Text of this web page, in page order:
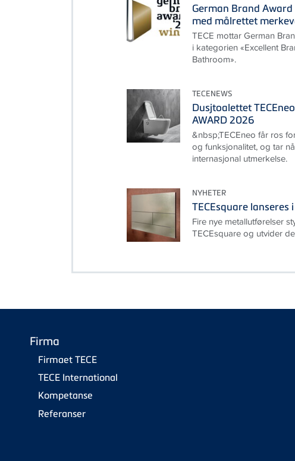
German Brand
med målrettet
TECE mottar German
i kategorien «Excellent
Bathroom».
TECENEWS
Dusjtoalettet
AWARD 2026
&nbsp;TECEneo får ros
og funksjonalitet, og tar
internasjonal utmerkelse.
NYHETER
TECEsquare
Fire nye metallutførelser
TECEsquare og utvider
Firma
Firmaet TECE
TECE International
Kompetanse
Referanser